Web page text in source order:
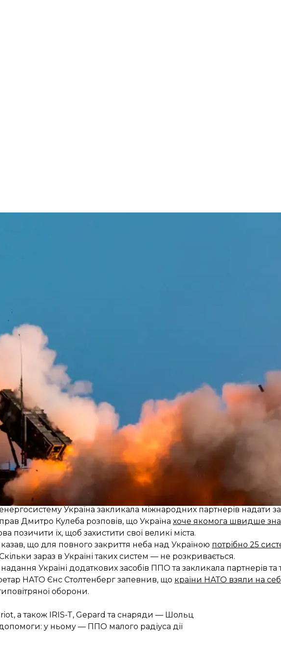
високопосадовців адміністрації глави держави та
ухвалив рішення минулого тижня після серії зустрічей на
нагальні потреби України в посиленні ППО і водночас не
ротаційні сили американських військ, які
на передовій в Україні в найближчі кілька днів, залежно
ППО для України
Україна закликала міжнародних партнерів надати
Дмитро Кулеба розповів, що Україна хоче якомога швидше
позичити їх, щоб захистити свої великі міста.
що для повного закриття неба над Україною потрібно 25
Скільки зараз в Україні таких систем — не розкривається.
надання Україні додаткових засобів ППО та закликала партнерів та
НАТО Єнс Столтенберг запевнив, що країни НАТО взяли на
оборони.
а також IRIS-T, Gepard та снаряди — Шольц
допомоги: у ньому — ППО малого радіуса дії